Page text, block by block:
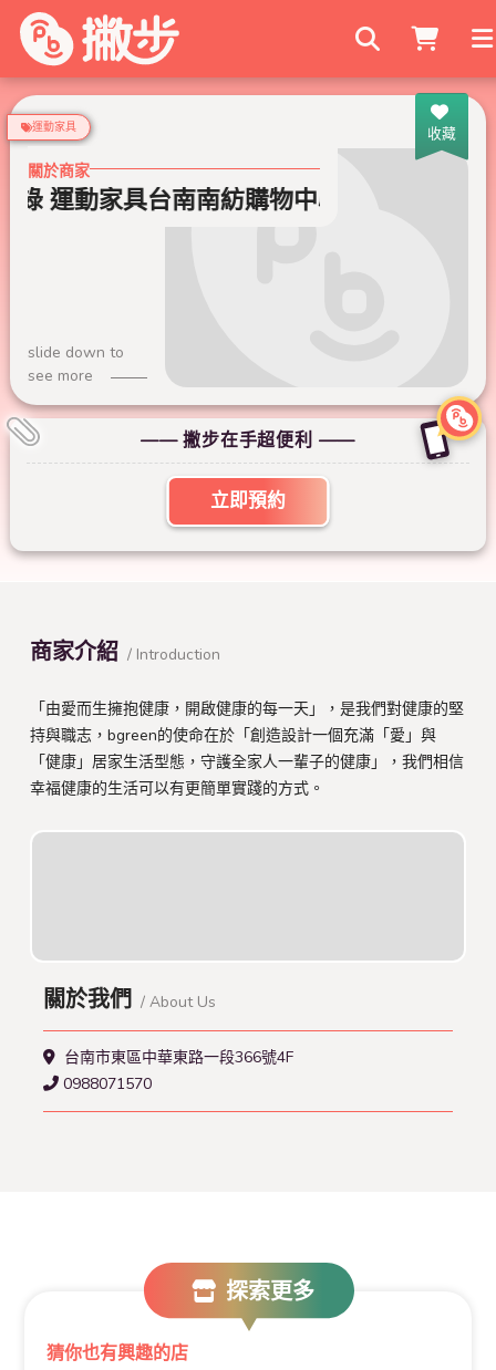
搜尋商家
收藏
運動家具
關於商家
運動家具台南南紡購物中心門市
slide down to
see more
—— 撇步在手超便利 ——
立即預約
商家介紹 / Introduction
「由愛而生擁抱健康，開啟健康的每一天」，是我們對健康的堅
持與職志，bgreen的使命在於「創造設計一個充滿「愛」與
「健康」居家生活型態，守護全家人一輩子的健康」，我們相信
幸福健康的生活可以有更簡單實踐的方式。
關於我們 / About Us
台南市東區中華東路一段366號4F
0988071570
探索更多
猜你也有興趣的店